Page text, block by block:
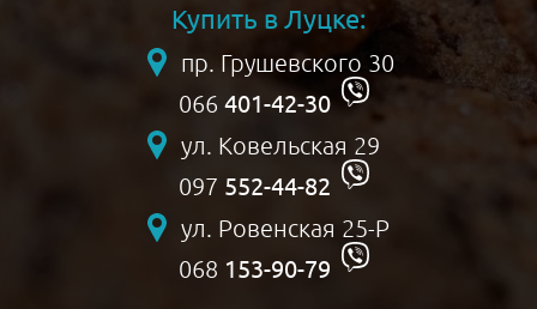
Купить в Луцке:
пр. Грушевского 30
066 401-42-30
ул. Ковельская 29
097 552-44-82
ул. Ровенская 25-Р
068 153-90-79